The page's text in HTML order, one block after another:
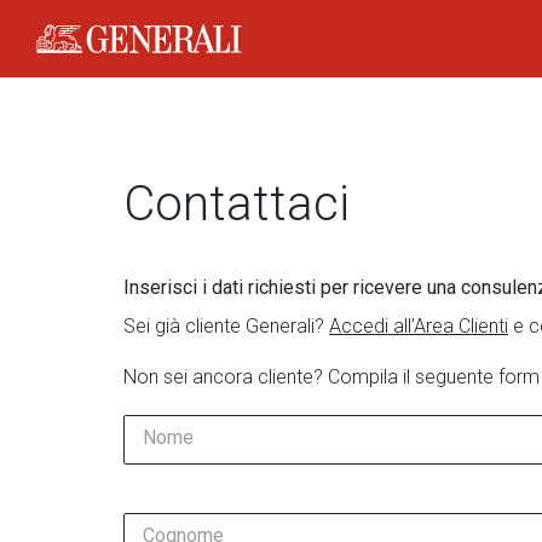
Generali Logo
Contattaci
Inserisci i dati richiesti per ricevere una
Sei già cliente Generali? Accedi all’Area Clienti e
Non sei ancora cliente? Compila il seguente form
Nome
Cognome